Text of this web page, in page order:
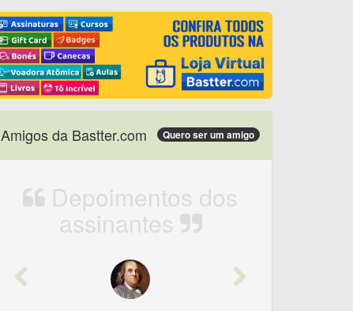
Amigos da Bastter.com Quero ser um amigo
Depoimentos dos
assinantes
Previous